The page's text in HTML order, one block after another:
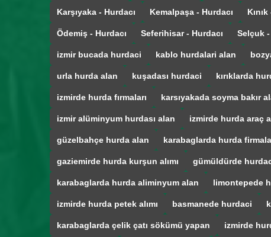
Karşıyaka - Hurdacı Kemalpaşa - Hurdacı
Ödemiş - Hurdacı Seferihisar - Hurdacı Selçuk -
izmir bucada hurdaci kablo hurdalari alan
urla hurda alan kuşadası hurdaci kırıklarda
izmirde hurda fırmaları karsıyakada soyma bakır
izmir alüminyum hurdası alan izmirde hurda araç
güzelbahçe hurda alan karabaglarda hurda
gaziemirde hurda kurşun alımı gümüldürde
karabaglarda hurda aliminyum alan limontepede
izmirde hurda petek alımı basmanede hurdaci
karabaglarda çelik çatı sökümü yapan izmirde